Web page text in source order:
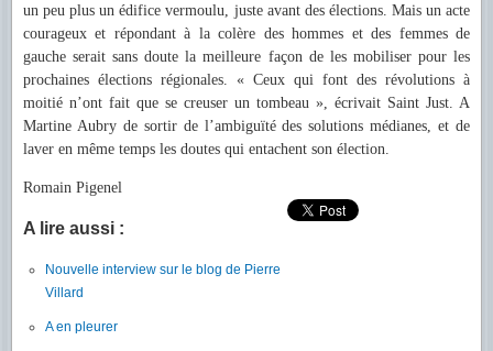
un peu plus un édifice vermoulu, juste avant des élections. Mais un acte
courageux et répondant à la colère des hommes et des femmes de
gauche serait sans doute la meilleure façon de les mobiliser pour les
prochaines élections régionales. « Ceux qui font des révolutions à
moitié n’ont fait que se creuser un tombeau », écrivait Saint Just. A
Martine Aubry de sortir de l’ambiguïté des solutions médianes, et de
laver en même temps les doutes qui entachent son élection.
Romain Pigenel
A lire aussi :
Nouvelle interview sur le blog de Pierre
Villard
A en pleurer